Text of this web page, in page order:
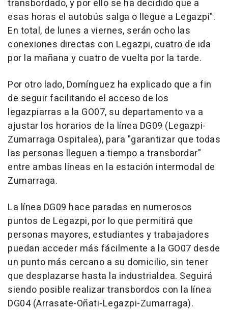
transbordado, y por ello se ha decidido que a
esas horas el autobús salga o llegue a Legazpi".
En total, de lunes a viernes, serán ocho las
conexiones directas con Legazpi, cuatro de ida
por la mañana y cuatro de vuelta por la tarde.
Por otro lado, Domínguez ha explicado que a fin
de seguir facilitando el acceso de los
legazpiarras a la GO07, su departamento va a
ajustar los horarios de la línea DG09 (Legazpi-
Zumarraga Ospitalea), para "garantizar que todas
las personas lleguen a tiempo a transbordar"
entre ambas líneas en la estación intermodal de
Zumarraga.
La línea DG09 hace paradas en numerosos
puntos de Legazpi, por lo que permitirá que
personas mayores, estudiantes y trabajadores
puedan acceder más fácilmente a la GO07 desde
un punto más cercano a su domicilio, sin tener
que desplazarse hasta la industrialdea. Seguirá
siendo posible realizar transbordos con la línea
DG04 (Arrasate-Oñati-Legazpi-Zumarraga).